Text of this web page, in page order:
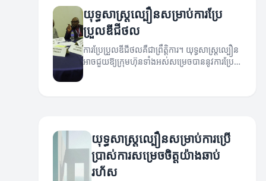
យុទ្ធសាស្ត្រល្បឿនសម្រាប់ការប្រែ
ប្រួលឌីជីថល
ការប្រែប្រួលឌីជីថលគឺជាព្រឹត្តិការ។ យុទ្ធសាស្ត្រល្បឿន
អាចជួយឱ្យក្រុមហ៊ុនទាំងអស់សម្រេចបាននូវការប្រែ
ប្រួលនេះយ៉ាងមានប្រសិទ្ធភាព។
យុទ្ធសាស្ត្រល្បឿនសម្រាប់ការប្រើ
ប្រាស់ការសម្រេចចិត្តយ៉ាងឆាប់
រហ័ស